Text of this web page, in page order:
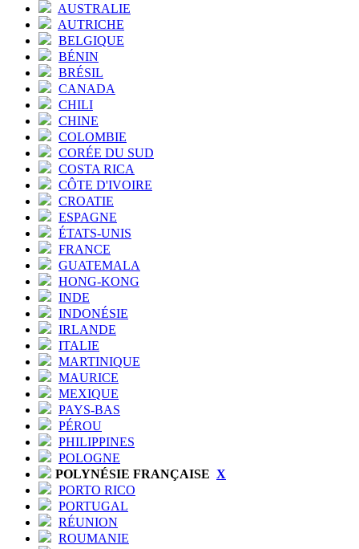
AUSTRALIE
AUTRICHE
BELGIQUE
BÉNIN
BRÉSIL
CANADA
CHILI
CHINE
COLOMBIE
CORÉE DU SUD
COSTA RICA
CÔTE D'IVOIRE
CROATIE
ESPAGNE
ÉTATS-UNIS
FRANCE
GUATEMALA
HONG-KONG
INDE
INDONÉSIE
IRLANDE
ITALIE
MARTINIQUE
MAURICE
MEXIQUE
PAYS-BAS
PÉROU
PHILIPPINES
POLOGNE
POLYNÉSIE FRANÇAISE X
PORTO RICO
PORTUGAL
RÉUNION
ROUMANIE